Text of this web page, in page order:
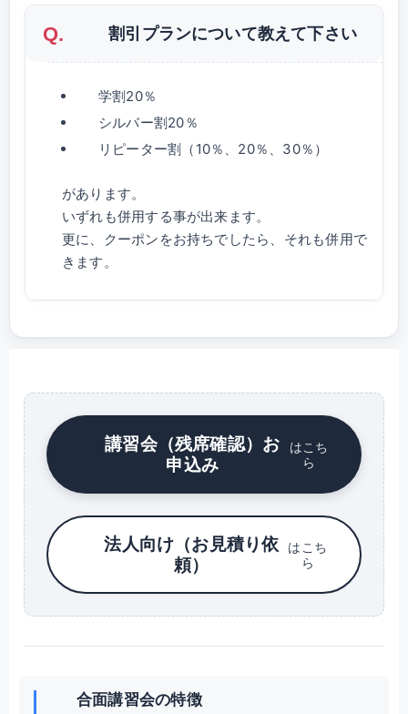
割引プランについて教えて下さい
学割20％
シルバー割20％
リピーター割（10％、20％、30％）
があります。
いずれも併用する事が出来ます。
更に、クーポンをお持ちでしたら、それも併用で
きます。
講習会（残席確認）お
申込み
はこち
ら
法人向け（お見積り依
頼）
はこち
ら
合面講習会の特徴